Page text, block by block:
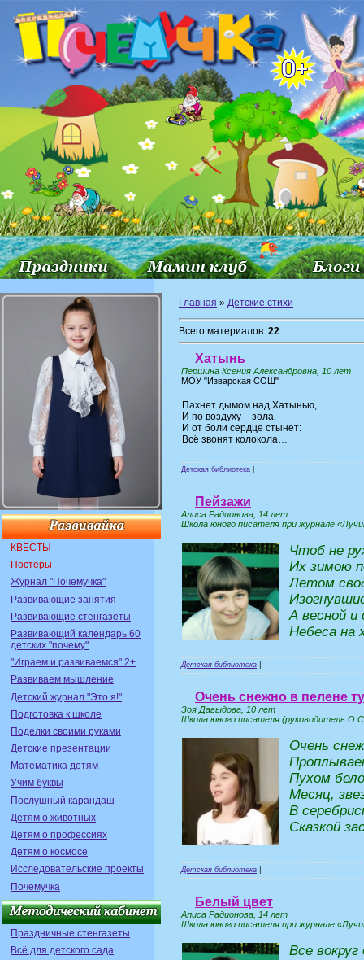
КВЕСТЫ
Постеры
Журнал "Почемучка"
Развивающие занятия
Развивающие стенгазеты
Развивающий календарь 60
детских "почему"
"Играем и развиваемся" 2+
Развиваем мышление
Детский журнал "Это я!"
Подготовка к школе
Поделки своими руками
Детские презентации
Математика детям
Учим буквы
Послушный карандаш
Детям о животных
Детям о профессиях
Детям о космосе
Исследовательские проекты
Почемучка
Праздничные стенгазеты
Всё для детского сада
Главная » Детские стихи
Всего материалов: 22
Хатынь
Першина Ксения Александровна, 10 лет
МОУ "Изварская СОШ"
Пахнет дымом над Хатынью,
И по воздуху – зола.
И от боли сердце стынет:
Всё звонят колокола…
Детская библиотека
Пейзажи
Алиса Радионова, 14 лет
Школа юного писателя при журнале
Чтоб не
Их зимою
Летом
А весной
Небеса на
Детская библиотека
Очень снежно в пелене
Зоя Давыдова, 10 лет
Школа юного писателя (руководитель
Очень
Пухом
Месяц,
В
Сказкой
Детская библиотека
Белый цвет
Алиса Радионова, 14 лет
Школа юного писателя при журнале
Все